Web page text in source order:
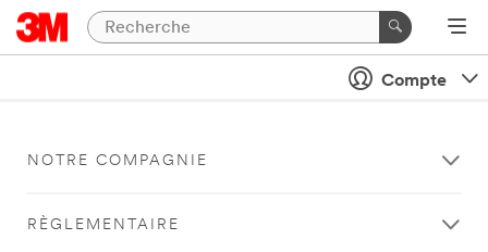
Compte
NOTRE COMPAGNIE
RÈGLEMENTAIRE